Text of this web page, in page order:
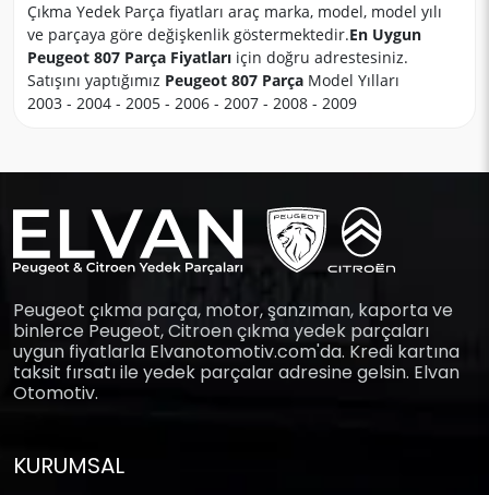
Çıkma Yedek Parça fiyatları araç marka, model, model yılı
ve parçaya göre değişkenlik göstermektedir.En Uygun
Peugeot 807 Parça Fiyatları için doğru adrestesiniz.
Satışını yaptığımız Peugeot 807 Parça Model Yılları
2003 - 2004 - 2005 - 2006 - 2007 - 2008 - 2009
Peugeot çıkma parça, motor, şanzıman, kaporta ve
binlerce Peugeot, Citroen çıkma yedek parçaları
uygun fiyatlarla Elvanotomotiv.com'da. Kredi kartına
taksit fırsatı ile yedek parçalar adresine gelsin. Elvan
Otomotiv.
KURUMSAL